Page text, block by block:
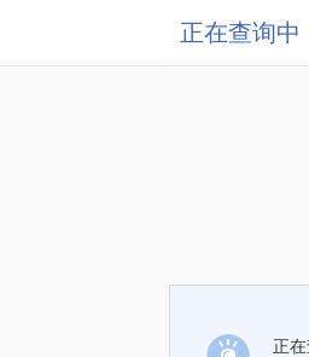
正在查询中
正